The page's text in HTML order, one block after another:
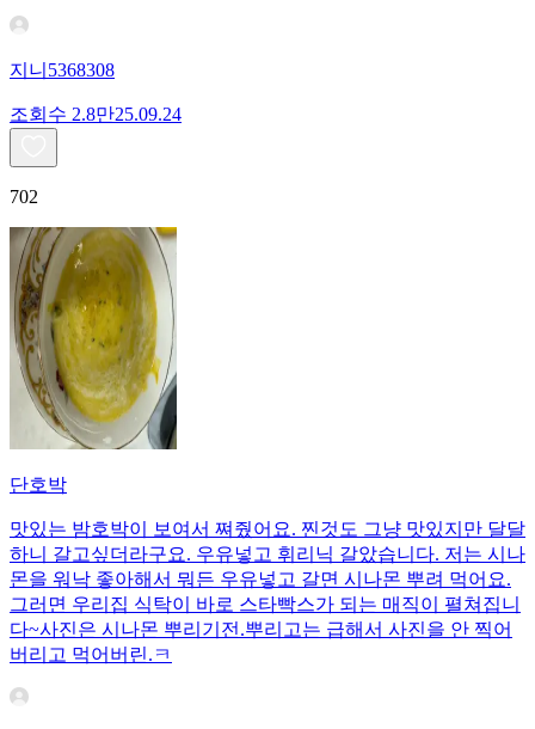
지니5368308
조회수 2.8만25.09.24
702
단호박
맛있는 밤호박이 보여서 쪄줬어요. 찐것도 그냥 맛있지만 달달
하니 갈고싶더라구요. 우유넣고 휘리닉 갈았습니다. 저는 시나
몬을 워낙 좋아해서 뭐든 우유넣고 갈면 시나몬 뿌려 먹어요.
그러면 우리집 식탁이 바로 스타빡스가 되는 매직이 펼쳐집니
다~사진은 시나몬 뿌리기전.뿌리고는 급해서 사진을 안 찍어
버리고 먹어버린.ㅋ